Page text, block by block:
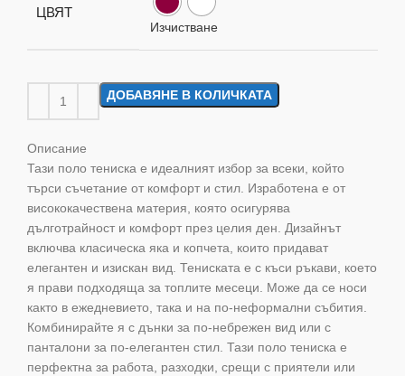
ЦВЯТ
Изчистване
ДОБАВЯНЕ В КОЛИЧКАТА
Описание
Тази поло тениска е идеалният избор за всеки, който
търси съчетание от комфорт и стил. Изработена е от
висококачествена материя, която осигурява
дълготрайност и комфорт през целия ден. Дизайнът
включва класическа яка и копчета, които придават
елегантен и изискан вид. Тениската е с къси ръкави, което
я прави подходяща за топлите месеци. Може да се носи
както в ежедневието, така и на по-неформални събития.
Комбинирайте я с дънки за по-небрежен вид или с
панталони за по-елегантен стил. Тази поло тениска е
перфектна за работа, разходки, срещи с приятели или